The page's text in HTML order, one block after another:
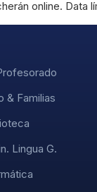
online. Data
& Familias
Lingua G.